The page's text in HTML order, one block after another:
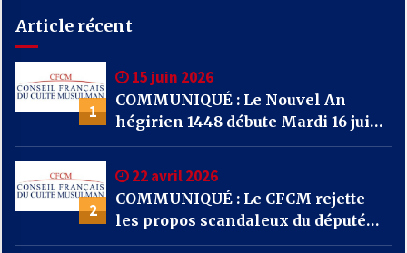
Article récent
1
15 juin 2026
COMMUNIQUÉ : Le Nouvel An
hégirien 1448 débute Mardi 16 juin
2026
2
22 avril 2026
COMMUNIQUÉ : Le CFCM rejette
les propos scandaleux du député
RN Julien Odoul.